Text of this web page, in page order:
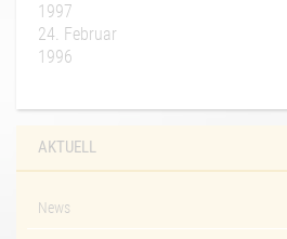
1997
24. Februar
1996
AKTUELL
News